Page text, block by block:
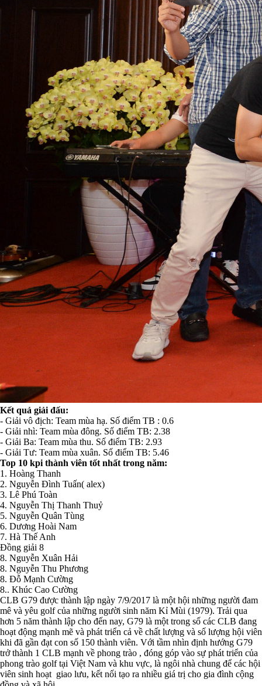
Kết quả giải đấu:
- Giải vô địch: Team mùa hạ. Số điểm TB : 0.6
- Giải nhì: Team mùa đông. Số điểm TB: 2.38
- Giải Ba: Team mùa thu. Số điểm TB: 2.93
- Giải Tư: Team mùa xuân. Số điểm TB: 5.46
Top 10 kpi thành viên tốt nhất trong năm:
1. Hoàng Thanh
2. Nguyễn Đình Tuấn( alex)
3. Lê Phú Toàn
4. Nguyễn Thị Thanh Thuỷ
5. Nguyễn Quân Tùng
6. Dương Hoài Nam
7. Hà Thế Anh
Đồng giải 8
8. Nguyễn Xuân Hải
8. Nguyễn Thu Phương
8. Đỗ Mạnh Cường
8.. Khúc Cao Cường
CLB G79 được thành lập ngày 7/9/2017 là một hội những người đam
mê và yêu golf của những người sinh năm Kỉ Mùi (1979). Trải qua
hơn 5 năm thành lập cho đến nay, G79 là một trong số các CLB đang
hoạt động mạnh mẽ và phát triển cả về chất lượng và số lượng hội viên
khi đã gần đạt con số 150 thành viên. Với tầm nhìn định hướng G79
trở thành 1 CLB mạnh về phong trào , đóng góp vào sự phát triển của
phong trào golf tại Việt Nam và khu vực, là ngôi nhà chung để các hội
viên sinh hoạt giao lưu, kết nối tạo ra nhiều giá trị cho gia đình cộng